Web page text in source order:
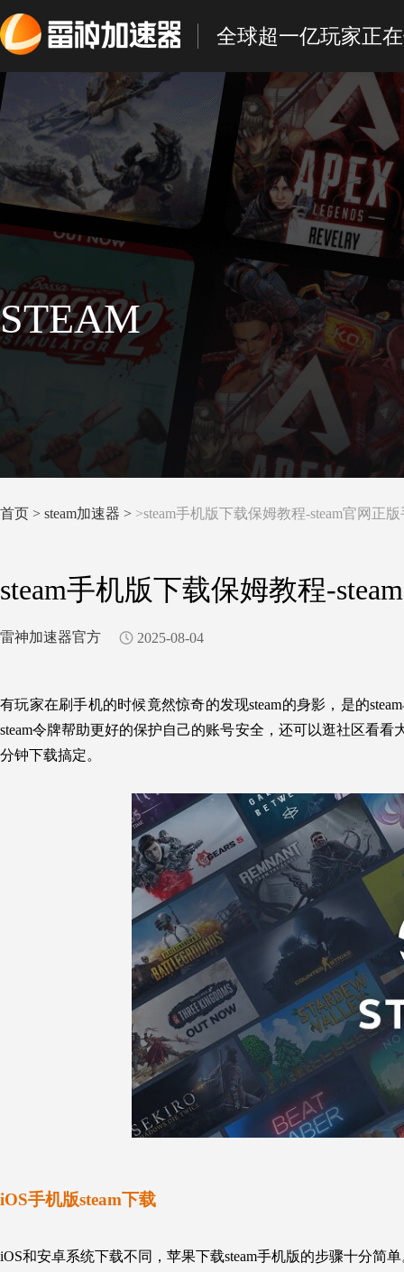
全球超一亿玩家正
STEAM
首页 > steam加速器 > >steam手机版下载保姆教程-steam官网正
steam手机版下载保姆教程-
雷神加速器官方 2025-08-04
有玩家在刷手机的时候竟然惊奇的发现steam的身影，是的
steam令牌帮助更好的保护自己的账号安全，还可以逛社区看
分钟下载搞定。
iOS手机版steam下载
iOS和安卓系统下载不同， 苹果下载steam手机版的步骤十分简单